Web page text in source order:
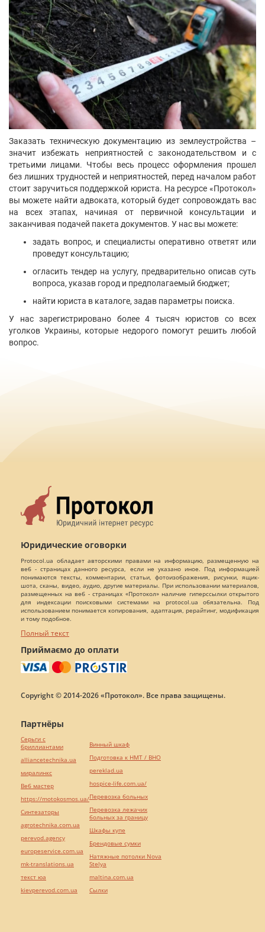
ДнепрПоказать контакты
75 20 2
Капустін Володимир Володимирович
ХарьковПоказать контакты
72 20 8
Написать
сообщение
Юридическая компания "Наследник"
ОдессаПоказать контакты
Написать
сообщение
Адвокат - Олег Олегович
КиевПоказать контакты
60 20 0
Написать
Киев
60 20
Київський міський центр правової
допомоги
КиевПоказать контакты
Написать